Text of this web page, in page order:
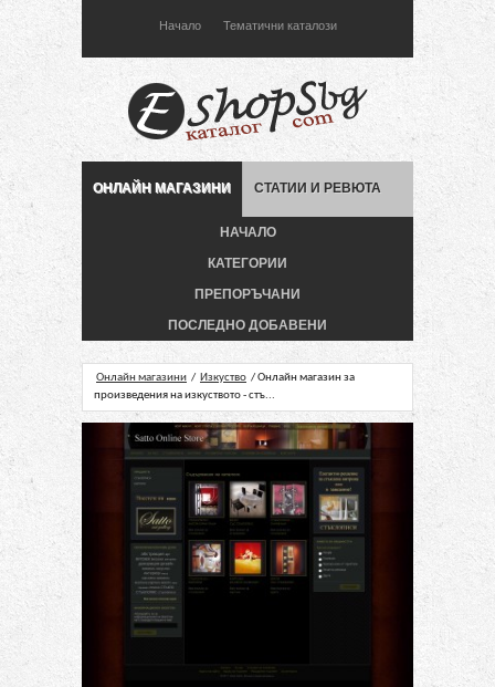
Начало Тематични каталози
ОНЛАЙН МАГАЗИНИ СТАТИИ И РЕВЮТА
НАЧАЛО
КАТЕГОРИИ
ПРЕПОРЪЧАНИ
ПОСЛЕДНО ДОБАВЕНИ
Онлайн магазини / Изкуство / Онлайн магазин за
произведения на изкуството - стъ...